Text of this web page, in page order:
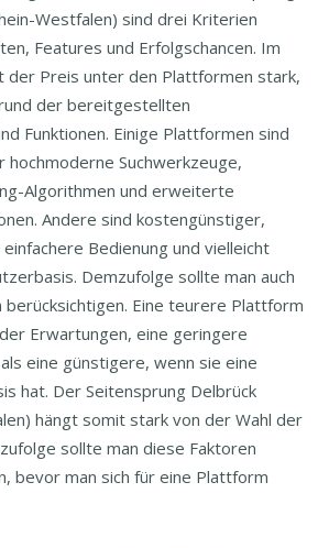
Westfalen) sind drei Kriterien
Features und Erfolgschancen. Im
der Preis unter den Plattformen stark,
der bereitgestellten
Funktionen. Einige Plattformen sind
Suchwerkzeuge,
Algorithmen und erweiterte
Andere sind kostengünstiger,
Bedienung und vielleicht
Demzufolge sollte man auch
berücksichtigen. Eine teurere Plattform
Erwartungen, eine geringere
eine günstigere, wenn sie eine
hat. Der Seitensprung Delbrück
hängt somit stark von der Wahl der
sollte man diese Faktoren
bevor man sich für eine Plattform